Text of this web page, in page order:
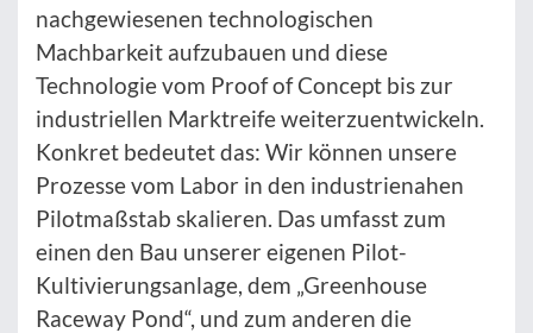
nachgewiesenen technologischen
Machbarkeit aufzubauen und diese
Technologie vom Proof of Concept bis zur
industriellen Marktreife weiterzuentwickeln.
Konkret bedeutet das: Wir können unsere
Prozesse vom Labor in den industrienahen
Pilotmaßstab skalieren. Das umfasst zum
einen den Bau unserer eigenen Pilot-
Kultivierungsanlage, dem „Greenhouse
Raceway Pond“, und zum anderen die